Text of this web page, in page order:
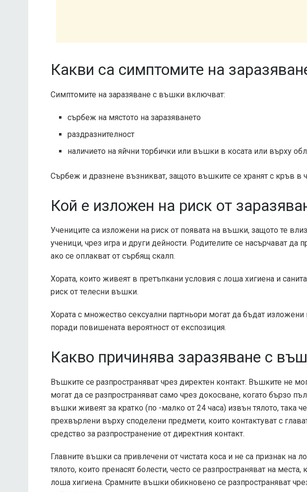
Какви са симптомите на
Симптомите на заразяване с въшки включват:
сърбеж на мястото на заразяването
раздразнителност
наличието на яйчни торбички или въшки в косата или върху
Сърбеж и дразнене възникват, защото въшките се хранят с кръв в
Кой е изложен на риск от
Учениците са изложени на риск от появата на въшки, защото те
ученици, чрез игра и други дейности. Родителите се насърчават да
ако се оплакват от сърбящ скалп.
Хората, които живеят в претъпкани условия с лоша хигиена и
риск от телесни въшки.
Хората с множество сексуални партньори могат да бъдат
поради повишената вероятност от експозиция.
Какво причинява заразяване с
Въшките се разпространяват чрез директен контакт. Въшките не
могат да се разпространяват само чрез докосване, когато бързо
въшки живеят за кратко (по -малко от 24 часа) извън тялото, така
прехвърлени върху споделени предмети, които контактуват с
средство за разпространение от директния контакт.
Главните въшки са привлечени от чистата коса и не са признак на
тялото, които пренасят болести, често се разпространяват на
лоша хигиена. Срамните въшки обикновено се разпространяват